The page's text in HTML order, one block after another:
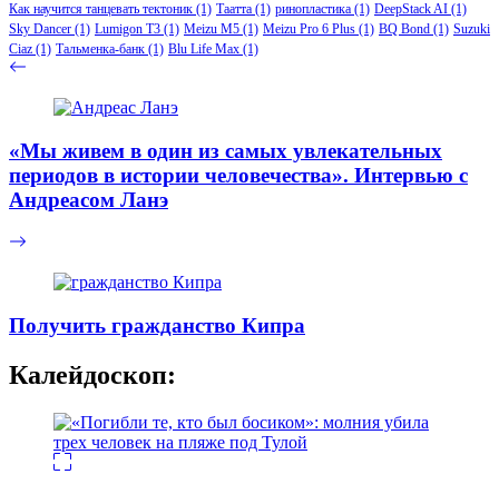
Как научится танцевать тектоник (1) Таатта (1) ринопластика (1) DeepStack AI (1)
Sky Dancer (1) Lumigon T3 (1) Meizu M5 (1) Meizu Pro 6 Plus (1) BQ Bond (1) Suzuki
Ciaz (1) Тальменка-банк (1) Blu Life Max (1)
«Мы живем в один из самых увлекательных
периодов в истории человечества». Интервью с
Андреасом Ланэ
Получить гражданство Кипра
Калейдоскоп: